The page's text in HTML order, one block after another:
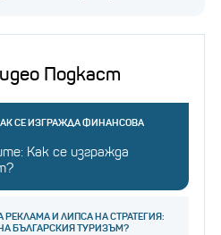
Подкаст
СЕ ИЗГРАЖДА ФИНАНСОВА
Как се изгражда
И ЛИПСА НА СТРАТЕГИЯ:
БЪЛГАРСКИЯ ТУРИЗЪМ?